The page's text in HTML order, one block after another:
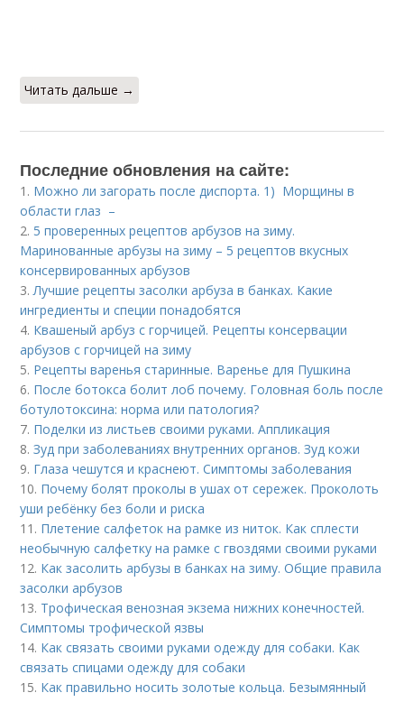
Читать дальше →
Последние обновления на сайте:
1. Можно ли загорать после диспорта. 1) Морщины в
области глаз –
2. 5 проверенных рецептов арбузов на зиму.
Маринованные арбузы на зиму – 5 рецептов вкусных
консервированных арбузов
3.Лучшие рецепты засолки арбуза в банках. Какие
ингредиенты и специи понадобятся
4. Квашеный арбуз с горчицей. Рецепты консервации
арбузов с горчицей на зиму
5. Рецепты варенья старинные. Варенье для Пушкина
6. После ботокса болит лоб почему. Головная боль после
ботулотоксина: норма или патология?
7. Поделки из листьев своими руками. Аппликация
8.Зуд при заболеваниях внутренних органов. Зуд кожи
9. Глаза чешутся и краснеют. Симптомы заболевания
10. Почему болят проколы в ушах от сережек. Проколоть
уши ребёнку без боли и риска
11. Плетение салфеток на рамке из ниток. Как сплести
необычную салфетку на рамке с гвоздями своими руками
12. Как засолить арбузы в банках на зиму. Общие правила
засолки арбузов
13. Трофическая венозная экзема нижних конечностей.
Симптомы трофической язвы
14. Как связать своими руками одежду для собаки. Как
связать спицами одежду для собаки
15. Как правильно носить золотые кольца. Безымянный